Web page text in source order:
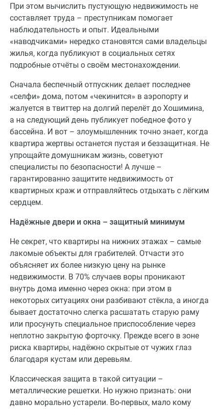
При этом вычислить пустующую недвижимость не
составляет труда – преступникам помогает
наблюдательность и опыт. Идеальными
«наводчиками» нередко становятся сами владельцы
жилья, когда публикуют в социальных сетях
подробные отчёты о своём местонахождении.
Сначала беспечный отпускник делает последнее
«селфи» дома, потом «чекинится» в аэропорту и
жалуется в твиттер на долгий перелёт до Хошимина,
а на следующий день публикует победное фото у
бассейна. И вот – злоумышленник точно знает, когда
квартира жертвы останется пустая и беззащитная. Не
упрощайте домушникам жизнь, советуют
специалисты по безопасности! А лучше –
гарантированно защитите недвижимость от
квартирных краж и отправляйтесь отдыхать с лёгким
сердцем.
Надёжные двери и окна – защитный минимум
Не секрет, что квартиры на нижних этажах – самые
лакомые объекты для грабителей. Отчасти это
объясняет их более низкую цену на рынке
недвижимости. В 70% случаев воры проникают
внутрь дома именно через окна: при этом в
некоторых ситуациях они разбивают стёкла, а иногда
бывает достаточно слегка расшатать старую раму
или просунуть специальное приспособление через
неплотно закрытую форточку. Прежде всего в зоне
риска квартиры, надёжно скрытые от чужих глаз
благодаря кустам или деревьям.
Классическая защита в такой ситуации –
металлические решетки. Но нужно признать: они
давно морально устарели. Во-первых, мало кому